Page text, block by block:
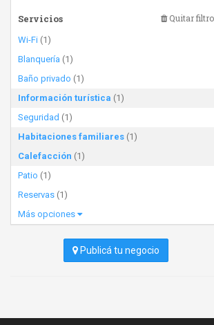
Servicios Quitar filtro
Wi-Fi (1)
Blanquería (1)
Baño privado (1)
Información turística (1)
Seguridad (1)
Habitaciones familiares (1)
Calefacción (1)
Patio (1)
Reservas (1)
Más opciones
Publicá tu negocio